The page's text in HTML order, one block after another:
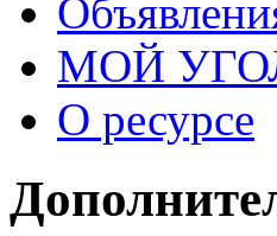
МОЙ
О ресурсе